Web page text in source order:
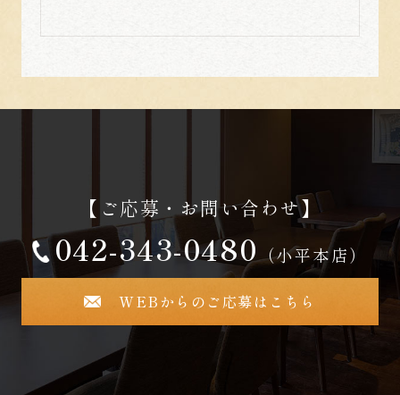
【ご応募・お問い合わせ】
042-343-0480（小平本店）
WEBからのご応募はこちら